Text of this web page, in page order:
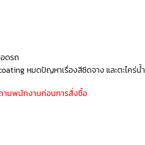
ดรถ
หมดปัญหาเรื่องสีซีดจาง และตะไคร่น้ำ
ามพนักงานก่อนการสั่งซื้อ